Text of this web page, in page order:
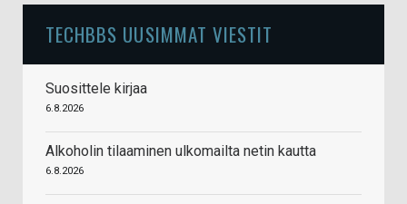
TECHBBS UUSIMMAT VIESTIT
Suosittele kirjaa
6.8.2026
Alkoholin tilaaminen ulkomailta netin kautta
6.8.2026